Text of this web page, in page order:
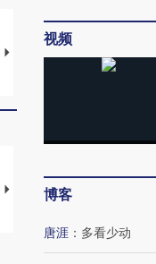
马航飞行员跨国走私7万
粒摇头丸 尿检体内含3种
【推广】走进第四届链博
视频
博客
唐涯 ： 多看少动